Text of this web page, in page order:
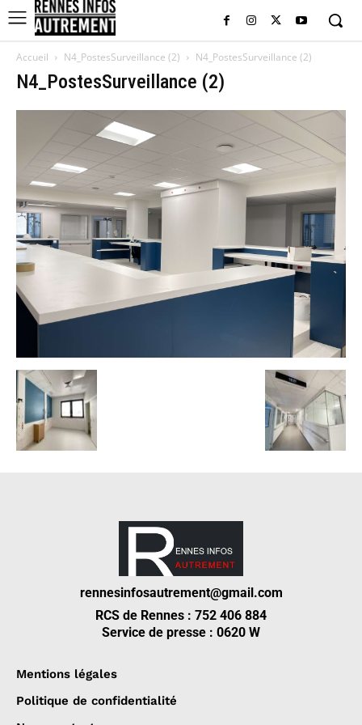
Accueil N4_PostesSurveillance (2) N4_PostesSurveillance (2)
N4_PostesSurveillance (2)
rennesinfosautrement@gmail.com
RCS de Rennes : 752 406 884
Service de presse : 0620 W
Mentions légales
Politique de confidentialité